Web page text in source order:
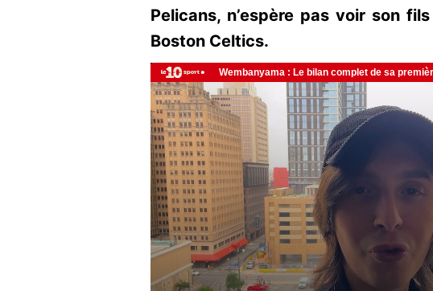
Pelicans, n’espère pas voir son
Boston Celtics.